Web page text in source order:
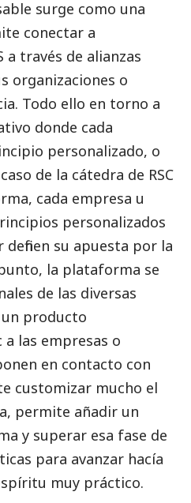
surge como una
conectar a
a través de alianzas
organizaciones o
Todo ello en torno a
donde cada
personalizado, o
de la cátedra de RSC
cada empresa u
personalizados
su apuesta por la
la plataforma se
de las diversas
producto
las empresas o
en contacto con
customizar mucho el
permite añadir un
y superar esa fase de
para avanzar hacía
muy práctico.